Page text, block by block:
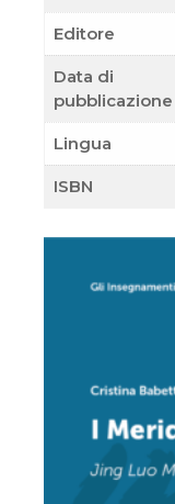
Editore
Data di
pubblicazione
Lingua
ISBN